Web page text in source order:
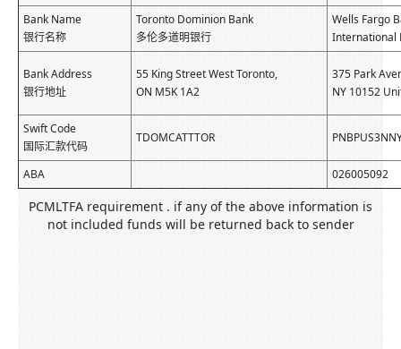
Bank Name
银行名称
Toronto Dominion Bank
多伦多道明银行
Wells Fargo
International
Bank Address
银行地址
55 King Street West Toronto,
ON M5K 1A2
375 Park
NY 10152
Swift Code
国际汇款代码
TDOMCATTTOR
ABA 026005092
PCMLTFA requirement . if any of the above information is
not included funds will be returned back to sender